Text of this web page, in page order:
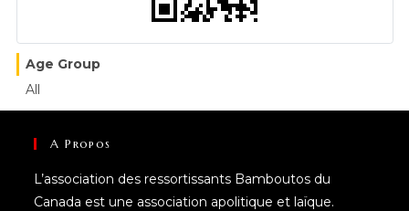
Age Group
All
A Propos
L’association des ressortissants Bamboutos du
Canada est une association apolitique et laïque.